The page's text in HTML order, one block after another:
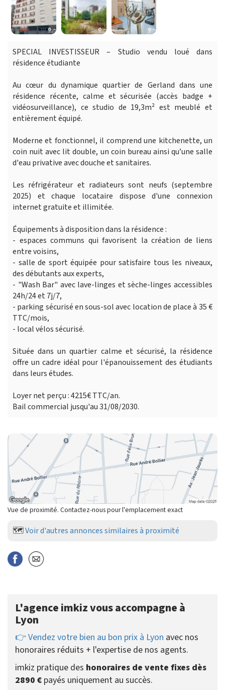
SPECIAL INVESTISSEUR – Studio vendu loué dans
résidence étudiante
Au cœur du dynamique quartier de Gerland dans une
résidence récente, calme et sécurisée (accès badge +
vidéosurveillance), ce studio de 19,3m² est meublé et
entièrement équipé.
Moderne et fonctionnel, il comprend une kitchenette, un
coin nuit avec lit double, un coin bureau ainsi qu’une salle
d'eau privative avec douche et sanitaires.
Les réfrigérateur et radiateurs sont neufs (septembre
2025) et chaque locataire dispose d'une connexion
internet gratuite et illimitée.
Équipements à disposition dans la résidence :
- espaces communs qui favorisent la création de liens
entre voisins,
- salle de sport équipée pour satisfaire tous les niveaux,
des débutants aux experts,
- "Wash Bar" avec lave-linges et sèche-linges accessibles
24h/24 et 7j/7,
- parking sécurisé en sous-sol avec location de place à 35 €
TTC/mois,
- local vélos sécurisé.
Située dans un quartier calme et sécurisé, la résidence
offre un cadre idéal pour l'épanouissement des étudiants
dans leurs études.
Loyer net perçu : 4215€ TTC/an.
Bail commercial jusqu'au 31/08/2030.
Vue de proximité. Contactez-nous pour l'emplacement exact
🗺️Voir d'autres annonces similaires à proximité
L'agence imkiz vous accompagne à
Lyon
👉 Vendez votre bien au bon prix à Lyon avec nos
honoraires réduits + l'expertise de nos agents.
imkiz pratique des honoraires de vente fixes dès
2890 € payés uniquement au succès.